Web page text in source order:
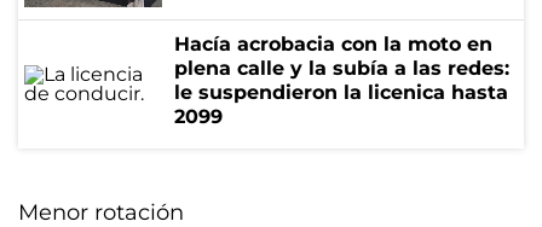
Hacía acrobacia con la moto en
plena calle y la subía a las redes:
le suspendieron la licenica hasta
2099
Menor rotación